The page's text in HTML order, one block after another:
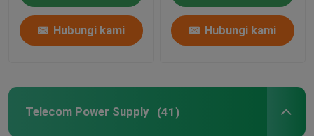
Hubungi kami Hubungi kami
Telecom Power Supply (41)